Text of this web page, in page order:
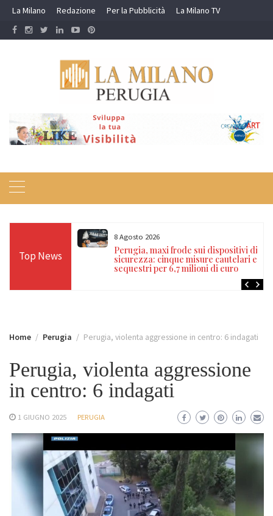
Skip
content
La Milano Redazione Per la Pubblicità La Milano TV
Top News
falso
arrestati due
8 Agosto 2026
Perugia, maxi frode sui dispositivi di
sicurezza: cinque misure cautelari e
sequestri per 6,7 milioni di euro
Home Perugia Perugia, violenta aggressione in centro: 6 indagati
Perugia, violenta aggressione
in centro: 6 indagati
1 GIUGNO 2025 PERUGIA